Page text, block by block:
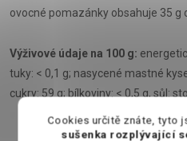
Cookies určitě znáte, tyto
sušenka rozplývající
ovocné pomazánky obsahuje 35 g
Výživové údaje na 100 g:
tuky: < 0,1 g; nasycené mastné
cukry: 59 g; bílkoviny: < 0,5 g, sůl: